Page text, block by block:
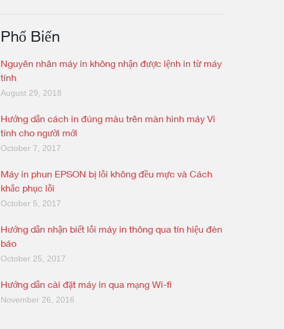
Phổ Biến
Nguyên nhân máy in không nhận được lệnh in từ máy
tính
August 29, 2018
Hướng dẫn cách in đúng màu trên màn hình máy Vi
tính cho người mới
October 7, 2017
Máy in phun EPSON bị lỗi không đều mực và Cách
khắc phục lỗi
October 5, 2017
Hướng dẫn nhận biết lỗi máy in thông qua tín hiệu đèn
báo
October 25, 2017
Hướng dẫn cài đặt máy in qua mạng Wi-fi
November 26, 2016